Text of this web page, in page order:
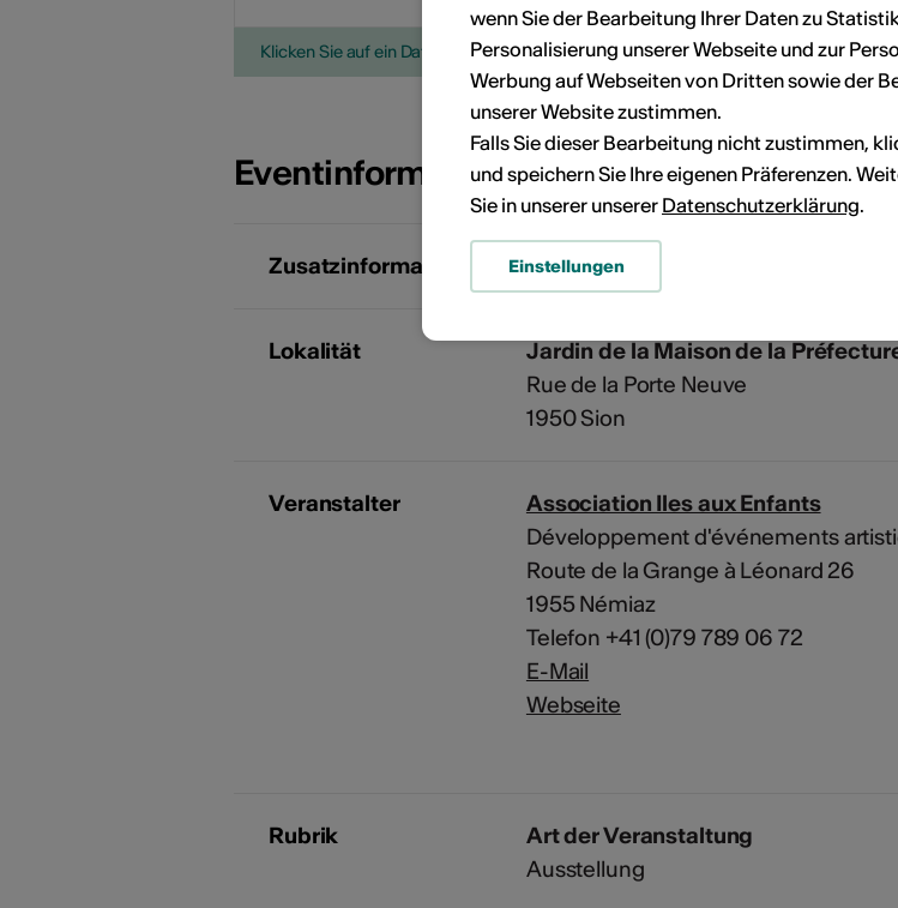
Klicken Sie auf ein Datum, um die Veranstaltung Ihrem persönlichen Kalender
Eventinformationen
Zusatzinformationen PDF
Lokalität
Jardin de la Maison de la
Rue de la Porte Neuve
1950 Sion
Veranstalter
Association Iles aux Enfants
Développement d'événements
Route de la Grange à Léonard 26
1955 Némiaz
Telefon +41 (0)79 789 06 72
E-Mail
Webseite
Rubrik
Art der Veranstaltung
Ausstellung
wenn Sie der Bearbeitung Ihrer Daten zu
Personalisierung unserer Webseite und zur
Werbung auf Webseiten von Dritten sowie der
unserer Website zustimmen.
Falls Sie dieser Bearbeitung nicht zustimmen,
und speichern Sie Ihre eigenen Präferenzen.
Sie in unserer unserer Datenschutzerklärung.
Einstellungen